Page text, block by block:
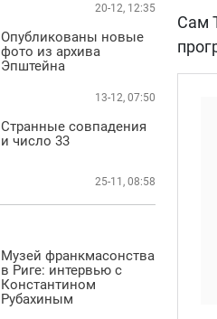
20-12, 12:35
Опубликованы новые
фото из архива
Эпштейна
13-12, 07:50
Странные совпадения
и число 33
25-11, 08:58
Музей франкмасонства
в Риге: интервью с
Константином
Рубахиным
Сам